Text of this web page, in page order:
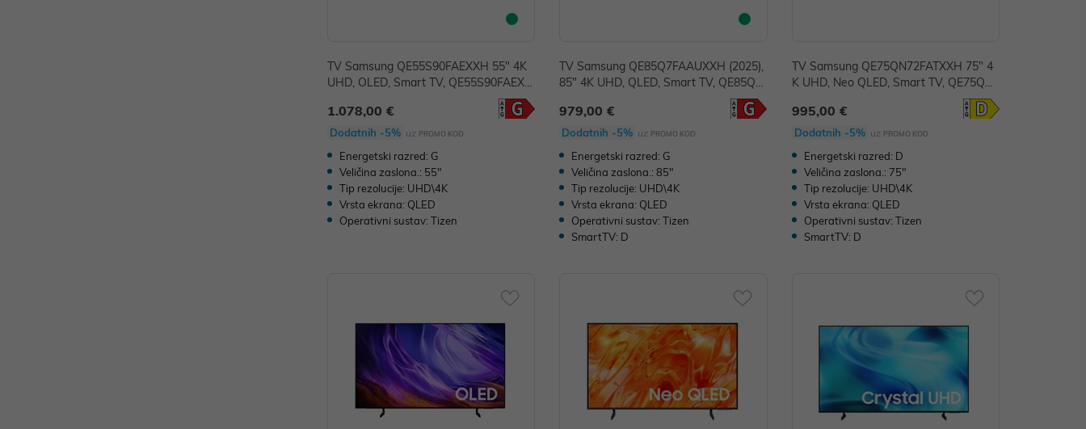
TV Samsung QE55S90FAEXXH 55" 4K
UHD, OLED, Smart TV, QE55S90FAEXX
1.078,00 €
Dodatnih -5% uz PROMO KOD
Energetski razred: G
Veličina zaslona.: 55"
Tip rezolucije: UHD\4K
Vrsta ekrana: QLED
Operativni sustav: Tizen
TV Samsung QE85Q7FAAUXXH (2025),
85" 4K UHD, QLED, Smart TV, QE85Q7
979,00 €
Dodatnih -5% uz PROMO KOD
Energetski razred: G
Veličina zaslona.: 85"
Tip rezolucije: UHD\4K
Vrsta ekrana: QLED
Operativni sustav: Tizen
SmartTV: D
TV Samsung QE75QN72FATXXH 75" 4
K UHD, Neo QLED, Smart TV, QE75QN7
995,00 €
Dodatnih -5% uz PROMO KOD
Energetski razred: D
Veličina zaslona.: 75"
Tip rezolucije: UHD\4K
Vrsta ekrana: QLED
Operativni sustav: Tizen
SmartTV: D